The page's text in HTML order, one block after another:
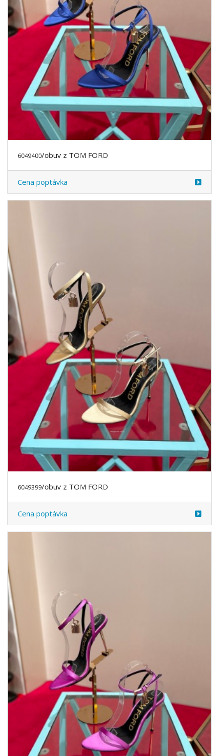
6049400/obuv z TOM FORD
Cena poptávka
6049399/obuv z TOM FORD
Cena poptávka